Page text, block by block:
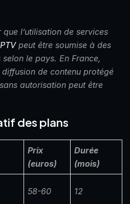
l’utilisation de services
peut être soumise à des
le pays. En France,
diffusion de contenu protégé
autorisation peut être
des plans
Prix
(euros)
Durée
(mois)
58-60 12